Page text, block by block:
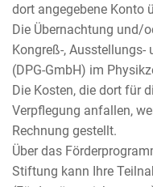
dort angegebene Konto
Die Übernachtung und/
Kongreß-,
(DPG-GmbH) im
Die Kosten, die dort für
Verpflegung anfallen,
Rechnung gestellt.
Über das
Stiftung kann Ihre